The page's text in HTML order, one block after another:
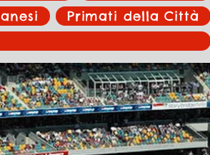
Primati della Città